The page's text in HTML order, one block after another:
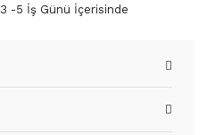
3 -5 İş Günü İçerisinde